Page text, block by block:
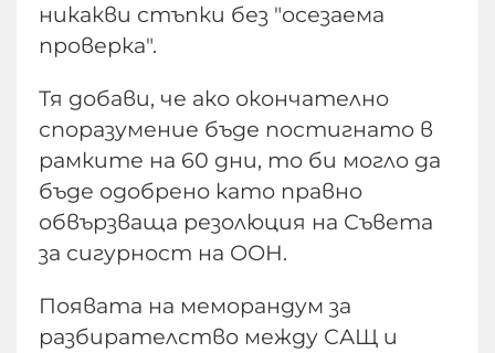
никакви стъпки без "осезаема
проверка".
Тя добави, че ако окончателно
споразумение бъде постигнато в
рамките на 60 дни, то би могло да
бъде одобрено като правно
обвързваща резолюция на Съвета
за сигурност на ООН.
Появата на меморандум за
разбирателство между САЩ и